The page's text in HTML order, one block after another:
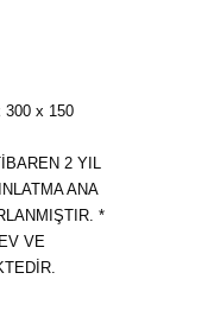
300 x 150
2 YIL
ANA
*
VE